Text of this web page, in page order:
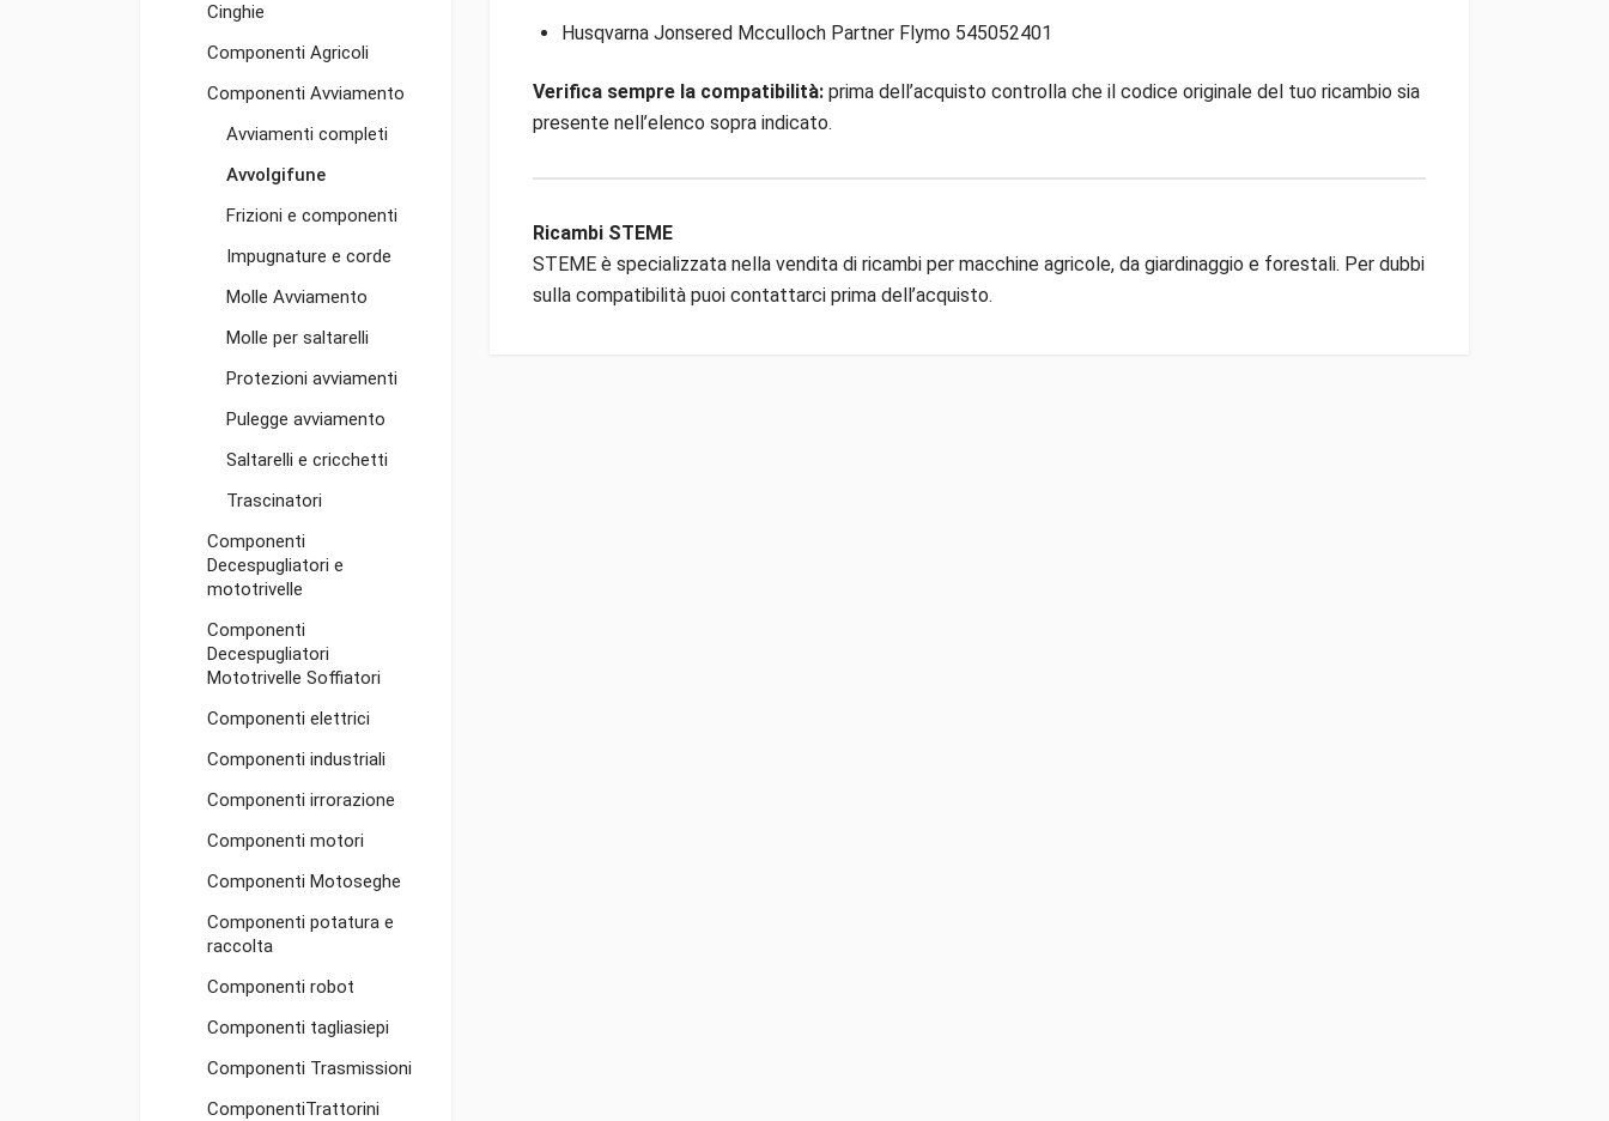
Cinghie
Componenti Agricoli
Componenti Avviamento
Avviamenti completi
Avvolgifune
Frizioni e componenti
Impugnature e corde
Molle Avviamento
Molle per saltarelli
Protezioni avviamenti
Pulegge avviamento
Saltarelli e cricchetti
Trascinatori
Componenti
Decespugliatori e
mototrivelle
Componenti
Decespugliatori
Mototrivelle Soffiatori
Componenti elettrici
Componenti industriali
Componenti irrorazione
Componenti motori
Componenti Motoseghe
Componenti potatura e
raccolta
Componenti robot
Componenti tagliasiepi
Componenti Trasmissioni
ComponentiTrattorini
Husqvarna Jonsered Mcculloch Partner Flymo 545052401
Verifica sempre la compatibilità: prima dell’acquisto controlla che il codice originale del tuo ricambio sia
presente nell’elenco sopra indicato.
Ricambi STEME
STEME è specializzata nella vendita di ricambi per macchine agricole, da giardinaggio e forestali. Per dubbi
sulla compatibilità puoi contattarci prima dell’acquisto.